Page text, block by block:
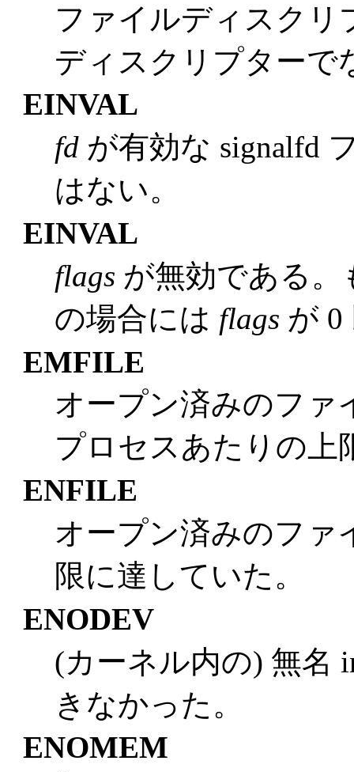
ファイルディスクリ
ディスクリプターで
EINVAL
fd が有効な signalfd
はない。
EINVAL
flags が無効である。
の場合には flags が 0
EMFILE
オープン済みのファ
プロセスあたりの上
ENFILE
オープン済みのファ
限に達していた。
ENODEV
(カーネル内の) 無名
きなかった。
ENOMEM